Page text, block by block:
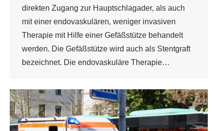
direkten Zugang zur Hauptschlagader, als auch
mit einer endovaskulären, weniger invasiven
Therapie mit Hilfe einer Gefäßstütze behandelt
werden. Die Gefäßstütze wird auch als Stentgraft
bezeichnet. Die endovaskuläre Therapie…